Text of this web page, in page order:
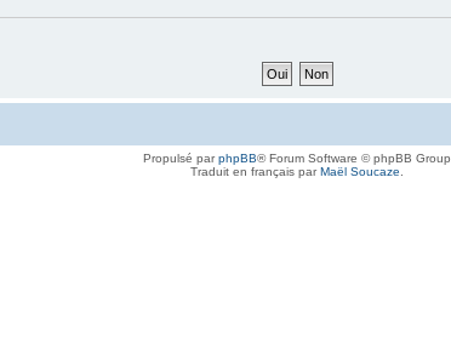
Propulsé parphpBB® Forum Software © phpBB Group
Traduit en français parMaël Soucaze